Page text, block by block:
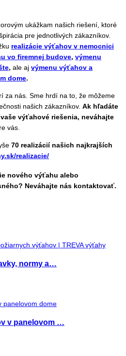
ukážkam našich riešení, ktoré
pre jednotlivých zákazníkov.
realizácie výťahov v nemocnici
vo firemnej budove, výmenu
, ale aj výmenu výťahov a
dome.
za nás. Sme hrdí na to, že môžeme
našich zákazníkov. Ak hľadáte
výťahové riešenia, neváhajte
vás.
70 realizácií našich najkrajších
realizacie/
nového výťahu alebo
Neváhajte nás kontaktovať.
normy a…
v panelovom …